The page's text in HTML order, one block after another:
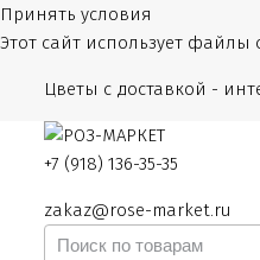
Принять условия
Этот сайт использует
Цветы с доставкой -
+7 (918) 136-35-35
zakaz@rose-market.ru